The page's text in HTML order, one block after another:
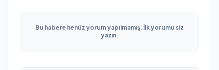
Bu habere henüz yorum yapılmamış. İlk yorumu siz
yazın.